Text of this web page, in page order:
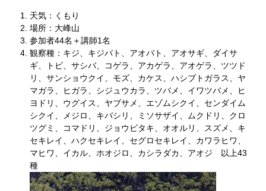
天気：くもり
場所：大峰山
参加者44名＋講師1名
観察種：キジ、キジバト、アオバト、アオサギ、ダイサ
ギ、トビ、サシバ、コゲラ、アカゲラ、アオゲラ、ツツド
リ、サンショウクイ、モズ、カケス、ハシブトガラス、ヤ
マガラ、ヒガラ、シジュウカラ、ツバメ、イワツバメ、ヒ
ヨドリ、ウグイス、ヤブサメ、エゾムシクイ、センダイム
シクイ、メジロ、キバシリ、ミソサザイ、ムクドリ、クロ
ツグミ、コマドリ、ジョウビタキ、オオルリ、スズメ、キ
セキレイ、ハクセキレイ、セグロセキレイ、カワラヒワ、
マヒワ、イカル、ホオジロ、カシラダカ、アオジ 以上43
種